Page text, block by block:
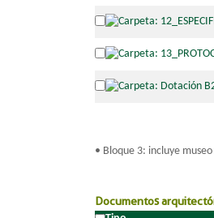
• Bloque 3: incluye
Documentos